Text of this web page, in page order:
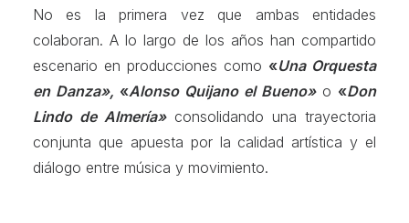
No es la primera vez que ambas entidades
colaboran. A lo largo de los años han compartido
escenario en producciones como «Una Orquesta
en Danza», «Alonso Quijano el Bueno»o «Don
Lindo de Almería»consolidando una trayectoria
conjunta que apuesta por la calidad artística y el
diálogo entre música y movimiento.